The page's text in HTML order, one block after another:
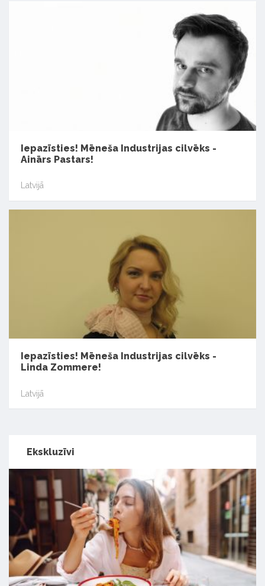
Iepazīsties! Mēneša Industrijas cilvēks -
Ainārs Pastars!
Latvijā
Iepazīsties! Mēneša Industrijas cilvēks -
Linda Zommere!
Latvijā
Ekskluzīvi